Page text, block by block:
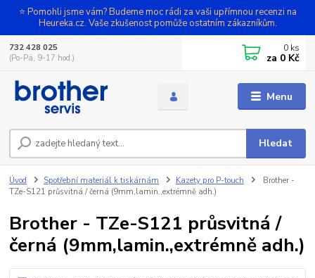
⭐ Pomohli jsme vám? Budeme moc rádi za vaši upřímnou recenzi na
Heureka.cz. Vaše zkušenost pomůže ostatním zákazníkům.
Menu
Hledat
732 428 025
(Po-Pá, 9-17 hod.)
0 ks
za 0 Kč
Úvod Spotřební materiál k tiskárnám Kazety pro P-touch
Brother -
TZe-S121 průsvitná / černá (9mm,lamin.,extrémně adh.)
Brother - TZe-S121 průsvitná /
černá (9mm,lamin.,extrémně adh.)